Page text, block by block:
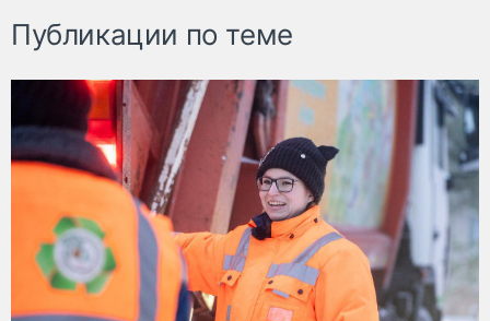
Публикации по теме